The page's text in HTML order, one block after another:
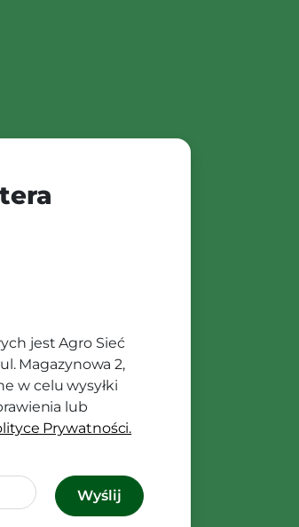
jest Agro Sieć
Magazynowa 2,
w celu wysyłki
lub
Prywatności.